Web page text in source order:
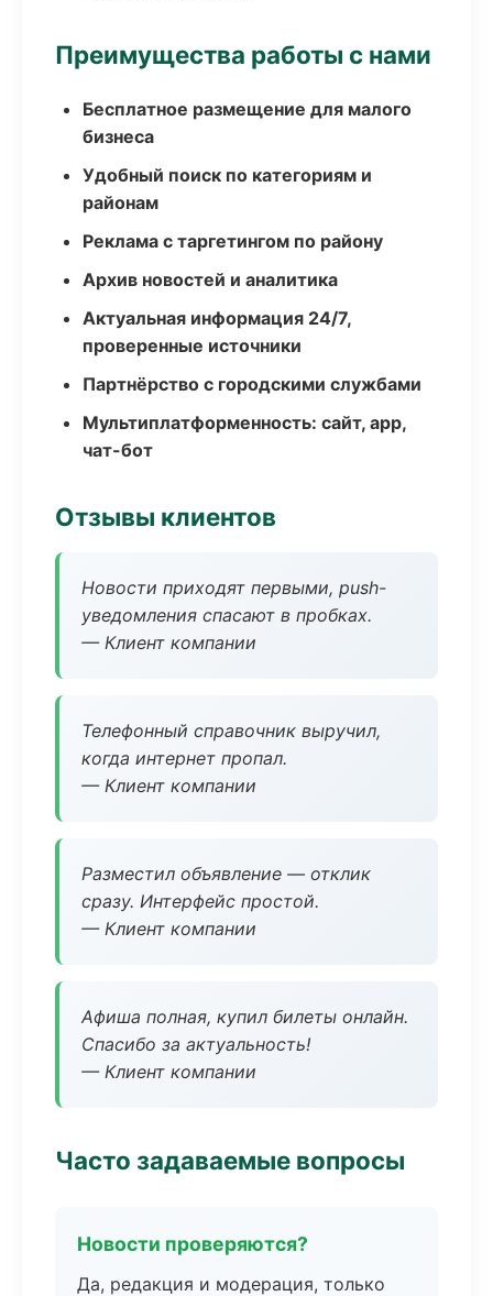
Преимущества работы с нами
Бесплатное размещение для малого
бизнеса
Удобный поиск по категориям и
районам
Реклама с таргетингом по району
Архив новостей и аналитика
Актуальная информация 24/7,
проверенные источники
Партнёрство с городскими службами
Мультиплатформенность: сайт, app,
чат-бот
Отзывы клиентов
Новости приходят первыми, push-
уведомления спасают в пробках.
— Клиент компании
Телефонный справочник выручил,
когда интернет пропал.
— Клиент компании
Разместил объявление — отклик
сразу. Интерфейс простой.
— Клиент компании
Афиша полная, купил билеты онлайн.
Спасибо за актуальность!
— Клиент компании
Часто задаваемые вопросы
Новости проверяются?
Да, редакция и модерация, только